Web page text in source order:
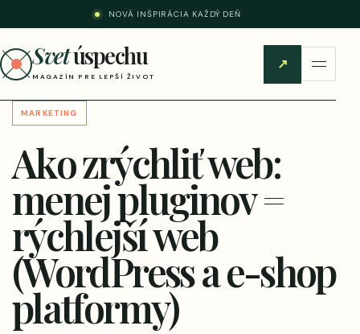
NOVÁ INŠPIRÁCIA KAŽDÝ DEŇ
Svetúspechu
MAGAZÍN PRE LEPŠÍ ŽIVOT
↗
MARKETING
Ako zrýchliť web:
menej pluginov =
rýchlejší web
(WordPress a e-shop
platformy)